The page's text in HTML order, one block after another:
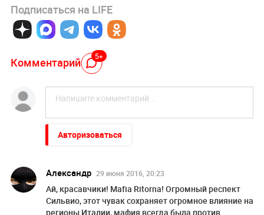
Подписаться на LIFE
Комментарий 5+
Авторизоваться
Александр 29 июня 2016, 20:23
Ай, красавчики! Mafia Ritorna! Огромный респект
Сильвио, этот чувак сохраняет огромное влияние на
регионы Италии, мафия всегда была против